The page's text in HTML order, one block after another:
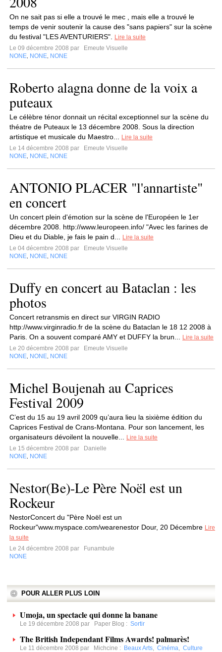
On ne sait pas si elle a trouvé le mec , mais elle a trouvé le
temps de venir soutenir la cause des "sans papiers" sur la scène
du festival "LES AVENTURIERS".
Lire la suite
Le 09 décembre 2008 par
Emeute Visuelle
NONE NONE NONE
Roberto alagna donne de la voix a
puteaux
Le célèbre ténor donnait un récital exceptionnel sur la scène du
théatre de Puteaux le 13 décembre 2008. Sous la direction
artistique et musicale du Maestro...
Lire la suite
Le 14 décembre 2008 par
Emeute Visuelle
NONE NONE NONE
ANTONIO PLACER "l'annartiste"
en concert
Un concert plein d'émotion sur la scène de l'Européen le 1er
décembre 2008. http://www.leuropeen.info/ "Avec les farines de
Dieu et du Diable, je fais le pain d...
Lire la suite
Le 04 décembre 2008 par
Emeute Visuelle
NONE NONE NONE
Duffy en concert au Bataclan : les
photos
Concert retransmis en direct sur VIRGIN RADIO
http://www.virginradio.fr de la scène du Bataclan le 18 12 2008 à
Paris. On a souvent comparé AMY et DUFFY la brun...
Lire la suite
Le 20 décembre 2008 par
Emeute Visuelle
NONE NONE NONE
Michel Boujenah au Caprices
Festival 2009
C’est du 15 au 19 avril 2009 qu’aura lieu la sixième édition du
Caprices Festival de Crans-Montana. Pour son lancement, les
organisateurs dévoilent la nouvelle...
Lire la suite
Le 15 décembre 2008 par
Danielle
NONE NONE
Nestor(Be)-Le Père Noël est un
Rockeur
NestorConcert du "Père Noël est un
Rockeur"www.myspace.com/wearenestor Dour, 20 Décembre Lire
la suite
Le 24 décembre 2008 par
Funambule
NONE
POUR ALLER PLUS LOIN
Umoja, un spectacle qui donne la banane
Le 19 décembre 2008 par Paper Blog : Sortir
The British Independant Films Awards! palmarès!
Le 11 décembre 2008 par Michcine : Beaux Arts, Cinéma, Culture